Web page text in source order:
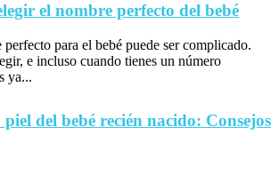
el nombre perfecto del bebé
para el bebé puede ser complicado.
e incluso cuando tienes un número
ya...
del bebé recién nacido: Consejos